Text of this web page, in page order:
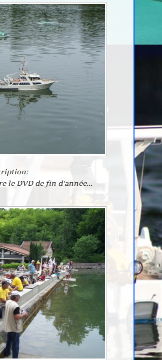
le DVD de fin d'année...